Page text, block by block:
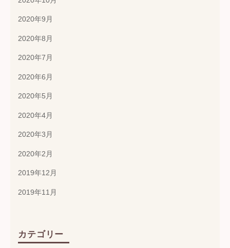
2020年9月
2020年8月
2020年7月
2020年6月
2020年5月
2020年4月
2020年3月
2020年2月
2019年12月
2019年11月
カテゴリー